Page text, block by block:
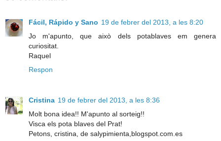
Fácil, Rápido y Sano 19 de febrer del 2013, a les 8:20
Jo m'apunto, que això dels potablaves em genera
curiositat.
Raquel
Respon
Cristina 19 de febrer del 2013, a les 8:36
Molt bona idea!! M'apunto al sorteig!!
Visca els pota blaves del Prat!
Petons, cristina, de salypimienta,blogspot.com.es